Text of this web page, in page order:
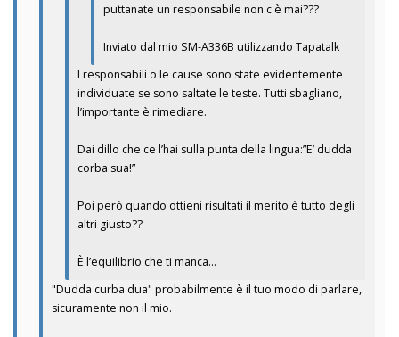
puttanate un responsabile non c'è mai???
Inviato dal mio SM-A336B utilizzando Tapatalk
I responsabili o le cause sono state evidentemente
individuate se sono saltate le teste. Tutti sbagliano,
l’importante è rimediare.
Dai dillo che ce l’hai sulla punta della lingua:”E’ dudda
corba sua!”
Poi però quando ottieni risultati il merito è tutto degli
altri giusto??
È l’equilibrio che ti manca…
"Dudda curba dua" probabilmente è il tuo modo di parlare,
sicuramente non il mio.